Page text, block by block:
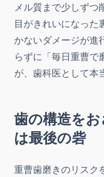
メル質まで少しずつ
目がきれいになった
かないダメージが進
らずに「毎日重曹で
が、歯科医として本
歯の構造を
は最後の砦
重曹歯磨きのリスク